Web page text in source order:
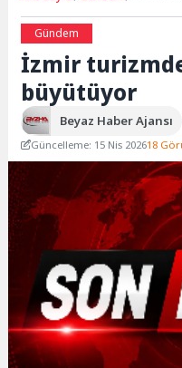
Gündem
İzmir
büyütüyor
Beyaz Haber Ajansı
Güncelleme: 15 Nis 202618